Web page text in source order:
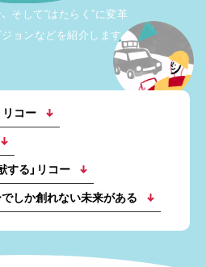
そして“はたらく”に変革
ョンなどを紹介します。
リコー
する」リコー
でしか創れない未来がある